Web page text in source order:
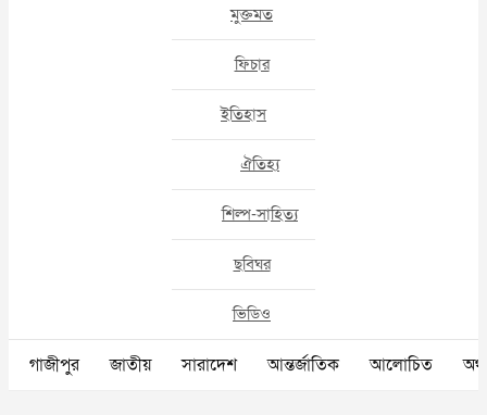
মুক্তমত
ফিচার
ইতিহাস
ঐতিহ্য
শিল্প-সাহিত্য
ছবিঘর
ভিডিও
গাজীপুর জাতীয় সারাদেশ আন্তর্জাতিক আলোচিত